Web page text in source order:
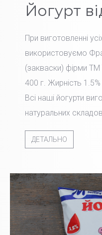
Йогурт
При виготовленні
використовуємо
(закваски) фірми
400 г. Жирність
Всі наші йогурти
натуральних
ДЕТАЛЬНО